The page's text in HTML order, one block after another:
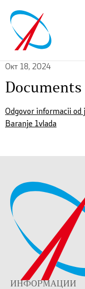
Окт 18, 2024
Documents
Odgovor informacii od
Baranje 1vlada
ИНФОРМАЦИИ